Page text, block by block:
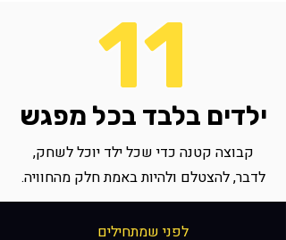
11
ילדים בלבד בכל מפגש
קבוצה קטנה כדי שכל ילד יוכל לשחק,
לדבר, להצטלם ולהיות באמת חלק מהחוויה.
לפני שמתחילים